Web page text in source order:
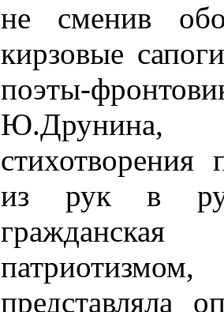
не сменив
кирзовые
поэты-
стихотворения
из рук в
представляла